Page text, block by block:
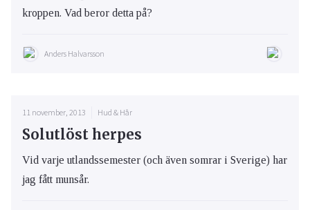
kroppen. Vad beror detta på?
Anders Halvarsson
11 november, 2013 Hud & Hår
Solutlöst herpes
Vid varje utlandssemester (och även somrar i Sverige) har
jag fått munsår.